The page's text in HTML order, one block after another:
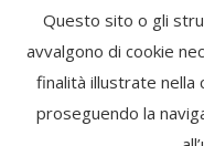
Questo sito o gli
avvalgono di cookie
finalità illustrate nella
proseguendo la